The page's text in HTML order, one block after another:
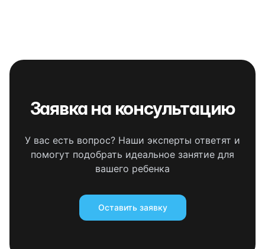
Заявка на консультацию
У вас есть вопрос? Наши эксперты ответят и
помогут подобрать идеальное занятие для
вашего ребенка
Оставить заявку